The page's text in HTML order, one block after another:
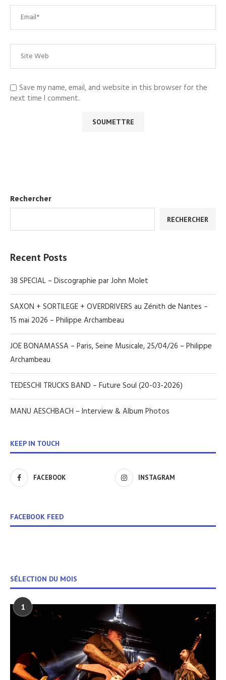
Save my name, email, and website in this browser for the
next time I comment.
Rechercher
RECHERCHER
Recent Posts
38 SPECIAL – Discographie par John Molet
SAXON + SORTILEGE + OVERDRIVERS au Zénith de Nantes –
15 mai 2026 – Philippe Archambeau
JOE BONAMASSA – Paris, Seine Musicale, 25/04/26 – Philippe
Archambeau
TEDESCHI TRUCKS BAND – Future Soul (20-03-2026)
MANU AESCHBACH – Interview & Album Photos
KEEP IN TOUCH
FACEBOOK INSTAGRAM
FACEBOOK FEED
SÉLECTION DU MOIS
1